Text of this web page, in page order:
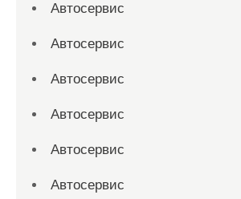
Автосервис
Автосервис
Автосервис
Автосервис
Автосервис
Автосервис